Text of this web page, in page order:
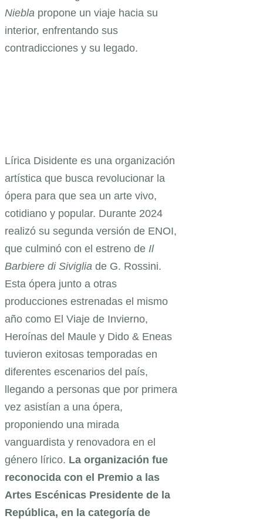
Niebla propone un viaje hacia su
interior, enfrentando sus
contradicciones y su legado.
Lírica Disidente es una organización
artística que busca revolucionar la
ópera para que sea un arte vivo,
cotidiano y popular. Durante 2024
realizó su segunda versión de ENOI,
que culminó con el estreno de Il
Barbiere di Siviglia de G. Rossini.
Esta ópera junto a otras
producciones estrenadas el mismo
año como El Viaje de Invierno,
Heroínas del Maule y Dido & Eneas
tuvieron exitosas temporadas en
diferentes escenarios del país,
llegando a personas que por primera
vez asistían a una ópera,
proponiendo una mirada
vanguardista y renovadora en el
género lírico. La organización fue
reconocida con el Premio a las
Artes Escénicas Presidente de la
República, en la categoría de